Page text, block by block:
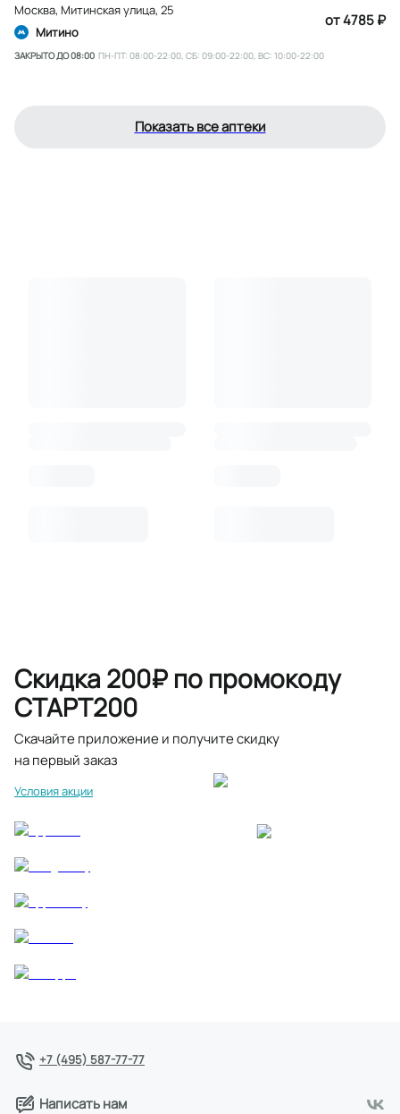
Москва, Митинская улица, 25
Митино
ЗАКРЫТО ДО 08:00 ПН-ПТ: 08:00-22:00, СБ: 09:00-22:00, ВС: 10:00-22:00
от 4785 ₽
Показать все аптеки
Скидка 200₽ по промокоду
СТАРТ200
Скачайте приложение и получите скидку
на первый заказ
Условия акции
+7 (495) 587-77-77
Написать нам